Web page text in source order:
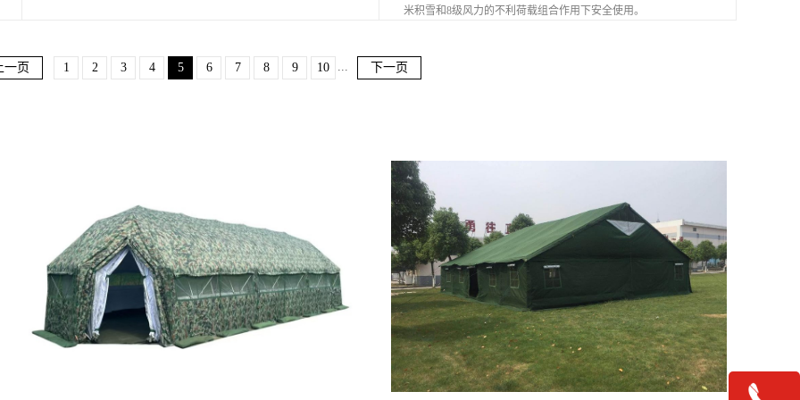
米积雪和8级风力的不利荷载组合作用下安全使用。
一页 1 2 3 4 5 6 7 8 9 10 ... 下一页